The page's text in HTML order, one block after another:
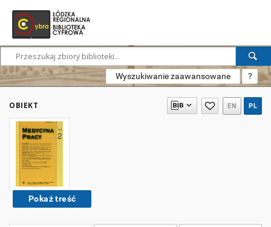
Wyszukiwanie zaawansowane ?
OBIEKT EN PL
Pokaż treść